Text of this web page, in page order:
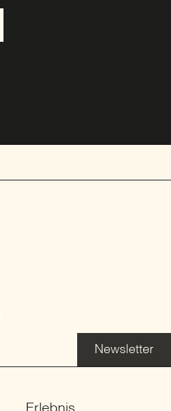
Newsletter